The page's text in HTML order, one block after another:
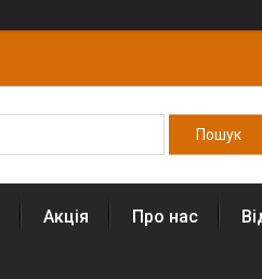
Акція Про нас